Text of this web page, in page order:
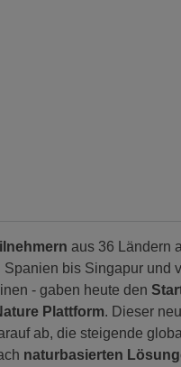
aus 36 Ländern
Spanien bis Singapur und
- gaben heute den
Plattform. Dieser
ab, die steigende
naturbasierten